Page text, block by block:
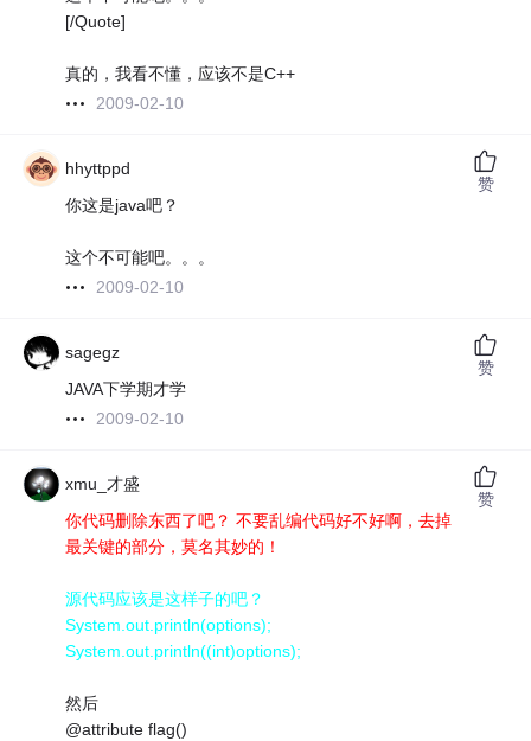
[/Quote]
真的，我看不懂，应该不是C++
2009-02-10
hhyttppd
你这是java吧？
这个不可能吧。。。
2009-02-10
赞
sagegz
JAVA下学期才学
2009-02-10
赞
xmu_才盛
你代码删除东西了吧？ 不要乱编代码好不好啊，去掉
最关键的部分，莫名其妙的！
源代码应该是这样子的吧？
System.out.println(options);
System.out.println((int)options);
然后
@attribute flag()
赞